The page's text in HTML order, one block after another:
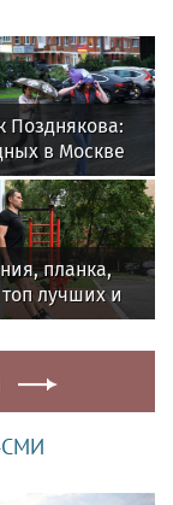
Позднякова:
в Москве
дожди
планка,
лучших и
для